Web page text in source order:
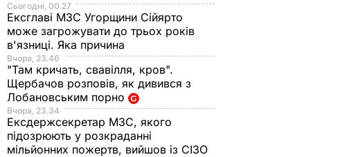
Сьогодні, 00.27
Ексглаві МЗС Угорщини Сійярто
може загрожувати до трьох років
в'язниці. Яка причина
Вчора, 23.46
"Там кричать, свавілля, кров".
Щербачов розповів, як дивився з
Лобановським порно
Вчора, 23.34
Ексдержсекретар МЗС, якого
підозрюють у розкраданні
мільйонних пожертв, вийшов із СІЗО